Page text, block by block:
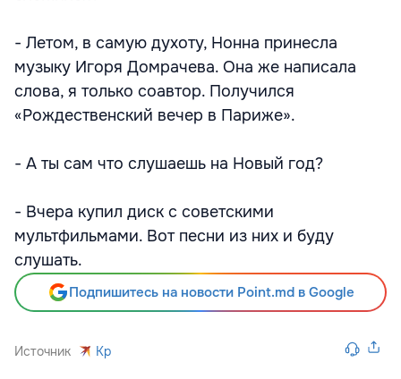
- Летом, в самую духоту, Нонна принесла
музыку Игоря Домрачева. Она же написала
слова, я только соавтор. Получился
«Рождественский вечер в Париже».
- А ты сам что слушаешь на Новый год?
- Вчера купил диск с советскими
мультфильмами. Вот песни из них и буду
слушать.
Подпишитесь на новости Point.md в Google
Источник Kp